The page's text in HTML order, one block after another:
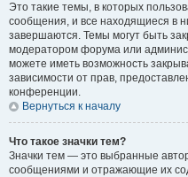
Это такие темы, в которых
сообщения, и все находящиеся в
завершаются. Темы могут быть
модератором форума или
можете иметь возможность
зависимости от прав,
конференции.
Вернуться к началу
Что такое значки тем?
Значки тем — это выбранные
сообщениями и отражающие их